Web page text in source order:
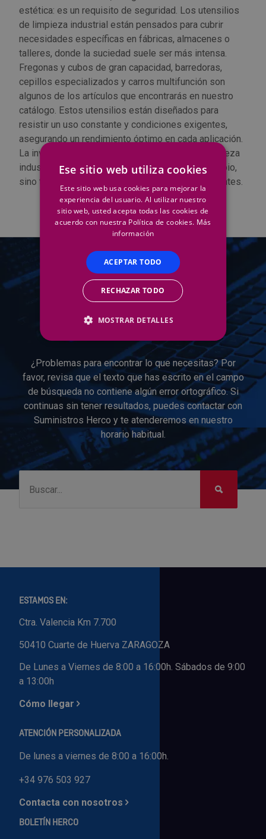
estética: es un requisito de seguridad. Los utensilios
de limpieza industrial están pensados para cubrir
necesidades específicas en fábricas, almacenes o
talleres, donde la suciedad suele ser más intensa.
Fregonas y cubos de gran capacidad, barredoras,
cepillos especializados y carros multifunción son
algunos de los artículos que encontrarás en nuestro
catálogo. Estos utensilios están diseñados para
resistir un uso constante y condiciones exigentes,
asegurando un rendimiento óptimo en cada aplicación.
La inversión en herramientas y utensilios de limpieza
industriales garantiza no solo un entorno más limpio,
sino también más seguro para trabajadores y clientes.
¿PROBLEMAS PARA
ENCONTRAR LO QUE
NECESITAS?
¿Problemas para encontrar lo que necesitas? Por
favor, revisa que el texto que has escrito en el campo
de búsqueda no contiene algún error ortográfico. Si
continuas sin tener resultados, puedes contactar con
Suministros Herco y te atenderemos en nuestro
horario habitual.
ESTAMOS EN:
Ctra. Valencia Km 7.700
50410 Cuarte de Huerva ZARAGOZA
De Lunes a Viernes de 8:00 a 16:00h. Sábados de 9:00
a 13:00h
Cómo llegar
ATENCIÓN PERSONALIZADA
De lunes a viernes de 8:00 a 16:00h.
+34 976 503 927
Contacta con nosotros
BOLETÍN HERCO
Outlet Sierras
Outlet Soldadura
Outlet Técnica de fluidos
Outlet Tiradores y manillas
Outlet Tornilleria
Outlet Transmisiones
Outlet Utillajes y accesorios para maquinaria
Outlet Ventilación y calefacción
Outlet Vestuario Laboral y Seguridad
Ese sitio web utiliza cookies
Este sitio web usa cookies para mejorar la
experiencia del usuario. Al utilizar nuestro
sitio web, usted acepta todas las cookies de
acuerdo con nuestra Política de cookies. Más
información
ACEPTAR TODO
RECHAZAR TODO
MOSTRAR DETALLES